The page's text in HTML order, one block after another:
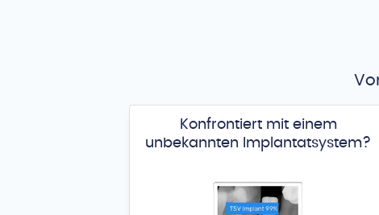
Konfrontiert mit einem
unbekannten Implantatsystem?